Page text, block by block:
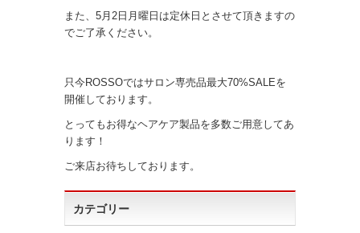
また、5月2日月曜日は定休日とさせて頂きますの
でご了承ください。
只今ROSSOではサロン専売品最大70%SALEを
開催しております。
とってもお得なヘアケア製品を多数ご用意してあ
ります！
ご来店お待ちしております。
カテゴリー